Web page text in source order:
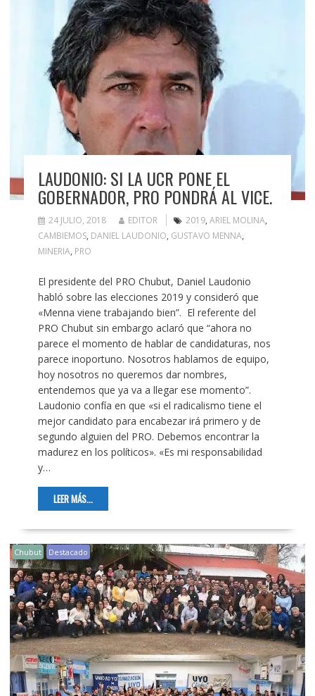
LAUDONIO: SI LA UCR PONE EL
GOBERNADOR, PRO PONDRÁ AL VICE.
24 JULIO, 2018 EDITOR 2019, ARIEL MOLINA,
CAMBIEMOS, DANIEL LAUDONIO, GUSTAVO MENNA,
MINERIA, PRO
El presidente del PRO Chubut, Daniel Laudonio
habló sobre las elecciones 2019 y consideró que
«Menna viene trabajando bien”. El referente del
PRO Chubut sin embargo aclaró que “ahora no
parece el momento de hablar de candidaturas, nos
parece inoportuno. Nosotros hablamos de equipo,
hoy nosotros no queremos dar nombres,
entendemos que ya va a llegar ese momento”.
Laudonio confía en que «si el radicalismo tiene el
mejor candidato para encabezar irá primero y de
segundo alguien del PRO. Debemos encontrar la
madurez en los políticos». «Es mi responsabilidad
y…
LEER MÁS...
Chubut Destacado